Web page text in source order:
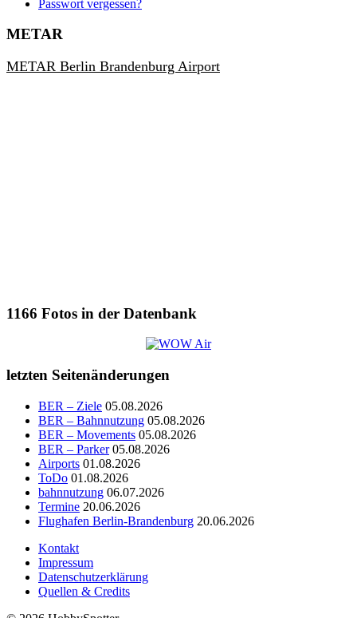
Passwort vergessen?
METAR
METAR Berlin Brandenburg Airport
1166 Fotos in der Datenbank
letzten Seitenänderungen
BER – Ziele 05.08.2026
BER – Bahnnutzung 05.08.2026
BER – Movements 05.08.2026
BER – Parker 05.08.2026
Airports 01.08.2026
ToDo 01.08.2026
bahnnutzung 06.07.2026
Termine 20.06.2026
Flughafen Berlin-Brandenburg 20.06.2026
Kontakt
Impressum
Datenschutzerklärung
Quellen & Credits